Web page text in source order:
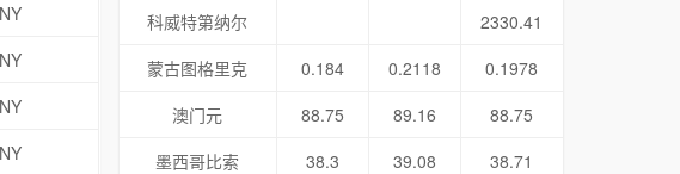
科威特第纳尔
2330.41
蒙古图格里克
0.184 0.2118
0.1978
澳门元
88.75 89.16
88.75
墨西哥比索
38.3 39.08
38.71